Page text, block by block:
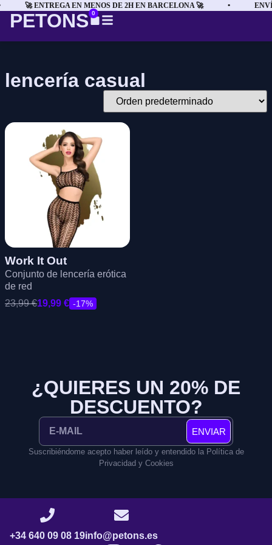
🚀 ENTREGA EN MENOS DE 2H EN BARCELONA 🚀 •
PETONS 0
lencería casual
Work It Out
Conjunto de lencería erótica
de red
23,99€19,99 € -17%
¿QUIERES UN 20% DE
DESCUENTO?
ENVIAR
Suscribiéndome acepto haber leído y entendido la Política de
Privacidad y Cookies
+34 640 09 08 19info@petons.es